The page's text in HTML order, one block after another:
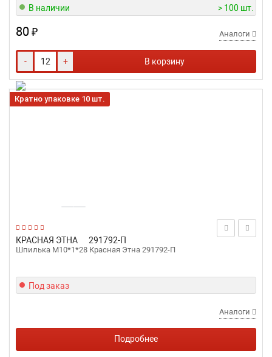
В наличии > 100 шт.
80₽ Аналоги
- + В корзину
КРАСНАЯ ЭТНА 291792-П
Шпилька М10*1*28 Красная Этна 291792-П
Кратно упаковке 10 шт.
Под заказ
Аналоги
Подробнее